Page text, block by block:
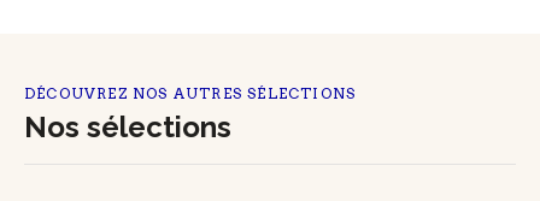
DÉCOUVREZ NOS AUTRES SÉLECTIONS
Nos sélections